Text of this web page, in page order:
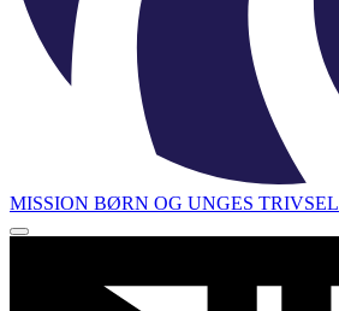
MISSION BØRN OG UNGES TRIVSEL